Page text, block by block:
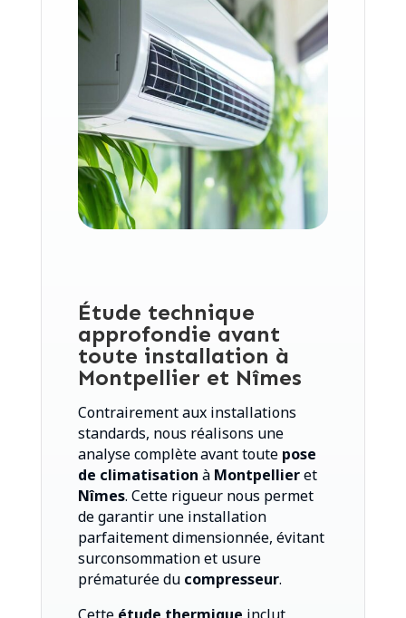
Étude technique
approfondie avant
toute installation à
Montpellier et Nîmes
Contrairement aux installations
standards, nous réalisons une
analyse complète avant toute pose
de climatisation à Montpellieret
Nîmes. Cette rigueur nous permet
de garantir une installation
parfaitement dimensionnée, évitant
surconsommation et usure
prématurée du compresseur.